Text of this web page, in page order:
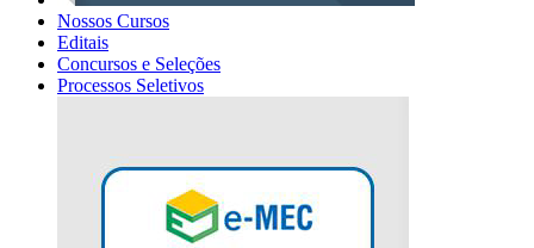
Nossos Cursos
Editais
Concursos e Seleções
Processos Seletivos